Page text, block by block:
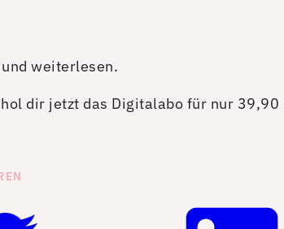
weiterlesen.
dir jetzt das Digitalabo für nur 39,90